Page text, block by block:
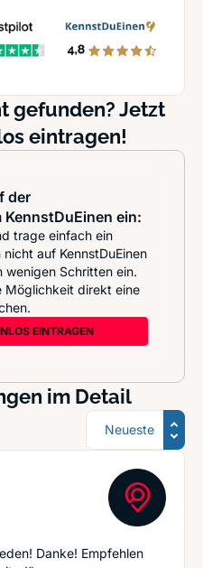
gefunden? Jetzt
eintragen!
der
ein:
trage einfach ein
auf KennstDuEinen
wenigen Schritten ein.
Möglichkeit direkt eine
EINTRAGEN
im Detail
Sortierung
Danke! Empfehlen